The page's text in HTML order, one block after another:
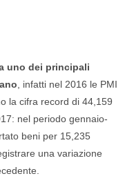
uno dei principali
, infatti nel 2016 le PMI
la cifra record di 44,159
nel periodo gennaio-
beni per 15,235
una variazione